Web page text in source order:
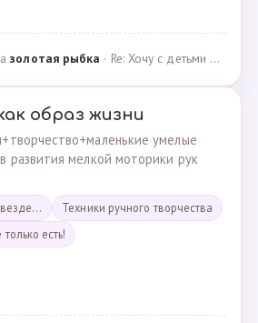
золотая рыбка · Re: Хочу с детьми поехать на следующей неделе в Сан… · 19.05.2024
образ жизни
умелые
развития мелкой моторики рук
Техники ручного творчества
есть!